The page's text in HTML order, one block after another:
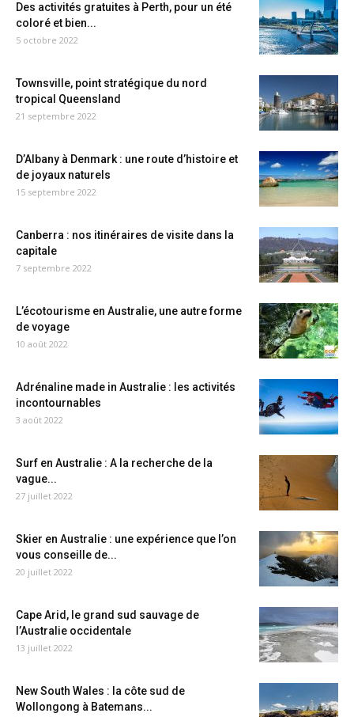
Des activités gratuites à Perth, pour un été
coloré et bien...
5 octobre 2022
Townsville, point stratégique du nord
tropical Queensland
21 septembre 2022
D’Albany à Denmark : une route d’histoire et
de joyaux naturels
15 septembre 2022
Canberra : nos itinéraires de visite dans la
capitale
7 septembre 2022
L’écotourisme en Australie, une autre forme
de voyage
10 août 2022
Adrénaline made in Australie : les activités
incontournables
3 août 2022
Surf en Australie : A la recherche de la
vague...
27 juillet 2022
Skier en Australie : une expérience que l’on
vous conseille de...
20 juillet 2022
Cape Arid, le grand sud sauvage de
l’Australie occidentale
13 juillet 2022
New South Wales : la côte sud de
Wollongong à Batemans...